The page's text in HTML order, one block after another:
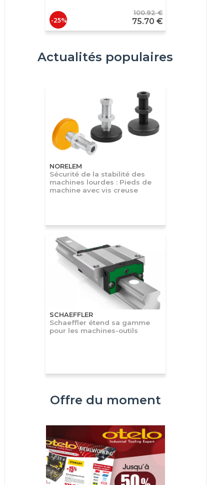
-25%
100.92 €
75.70 €
Actualités populaires
NORELEM
Sécurité de la stabilité des
machines lourdes : Pieds de
machine avec vis creuse
SCHAEFFLER
Schaeffler étend sa gamme
pour les machines-outils
Offre du moment